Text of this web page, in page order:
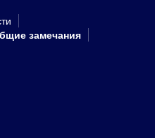
замечания